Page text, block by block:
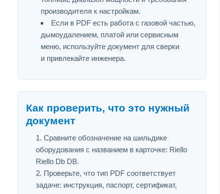
производителя к настройкам.
Если в PDF есть работа с газовой частью,
дымоудалением, платой или сервисным
меню, используйте документ для сверки
и привлекайте инженера.
Как проверить, что это нужный
документ
Сравните обозначение на шильдике
оборудования с названием в карточке: Riello
Riello Db DB.
Проверьте, что тип PDF соответствует
задаче: инструкция, паспорт, сертификат,